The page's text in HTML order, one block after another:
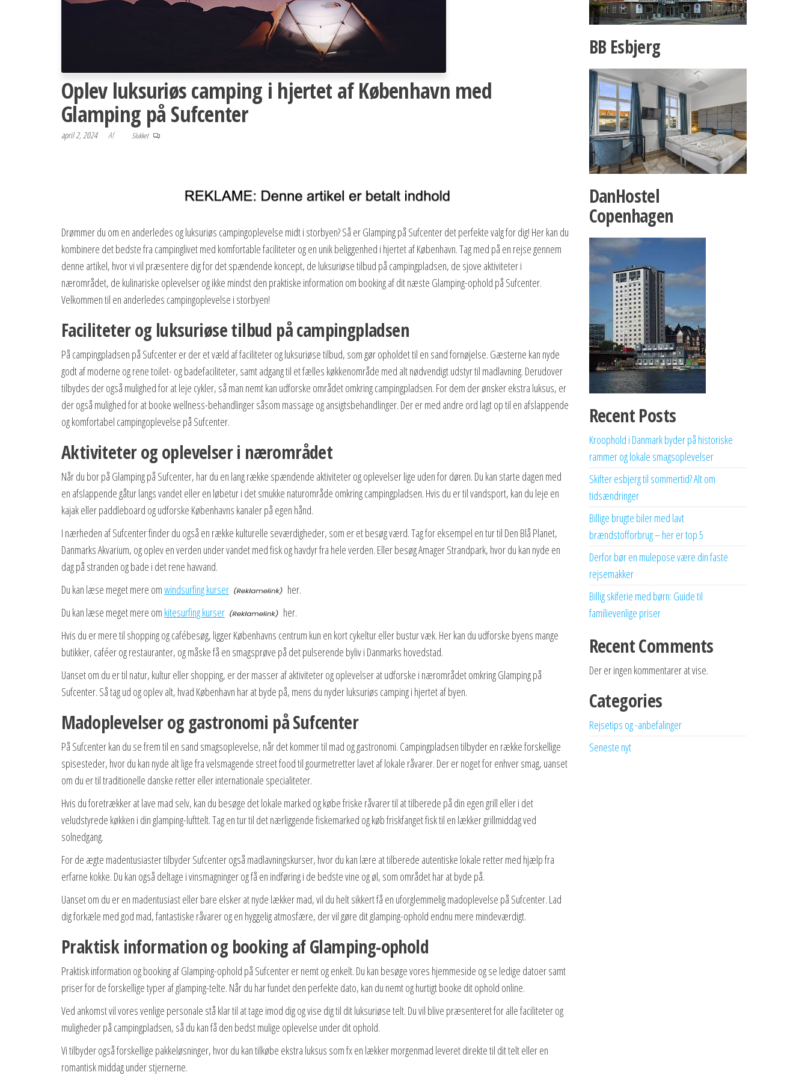
Oplev luksuriøs camping i hjertet af København med
Glamping på Sufcenter
april 2, 2024 Af Slukket
Drømmer du om en anderledes og luksuriøs campingoplevelse midt i storbyen? Så er Glamping på Sufcenter det perfekte valg for dig! Her kan du
kombinere det bedste fra campinglivet med komfortable faciliteter og en unik beliggenhed i hjertet af København. Tag med på en rejse gennem
denne artikel, hvor vi vil præsentere dig for det spændende koncept, de luksuriøse tilbud på campingpladsen, de sjove aktiviteter i
nærområdet, de kulinariske oplevelser og ikke mindst den praktiske information om booking af dit næste Glamping-ophold på Sufcenter.
Velkommen til en anderledes campingoplevelse i storbyen!
Faciliteter og luksuriøse tilbud på campingpladsen
På campingpladsen på Sufcenter er der et væld af faciliteter og luksuriøse tilbud, som gør opholdet til en sand fornøjelse. Gæsterne kan nyde
godt af moderne og rene toilet- og badefaciliteter, samt adgang til et fælles køkkenområde med alt nødvendigt udstyr til madlavning. Derudover
tilbydes der også mulighed for at leje cykler, så man nemt kan udforske området omkring campingpladsen. For dem der ønsker ekstra luksus, er
der også mulighed for at booke wellness-behandlinger såsom massage og ansigtsbehandlinger. Der er med andre ord lagt op til en afslappende
og komfortabel campingoplevelse på Sufcenter.
Aktiviteter og oplevelser i nærområdet
Når du bor på Glamping på Sufcenter, har du en lang række spændende aktiviteter og oplevelser lige uden for døren. Du kan starte dagen med
en afslappende gåtur langs vandet eller en løbetur i det smukke naturområde omkring campingpladsen. Hvis du er til vandsport, kan du leje en
kajak eller paddleboard og udforske Københavns kanaler på egen hånd.
I nærheden af Sufcenter finder du også en række kulturelle seværdigheder, som er et besøg værd. Tag for eksempel en tur til Den Blå Planet,
Danmarks Akvarium, og oplev en verden under vandet med fisk og havdyr fra hele verden. Eller besøg Amager Strandpark, hvor du kan nyde en
dag på stranden og bade i det rene havvand.
Du kan læse meget mere omwindsurfing kurser
her.
Du kan læse meget mere om kitesurfing kurser
her.
Hvis du er mere til shopping og cafébesøg, ligger Københavns centrum kun en kort cykeltur eller bustur væk. Her kan du udforske byens mange
butikker, caféer og restauranter, og måske få en smagsprøve på det pulserende byliv i Danmarks hovedstad.
Uanset om du er til natur, kultur eller shopping, er der masser af aktiviteter og oplevelser at udforske i nærområdet omkring Glamping på
Sufcenter. Så tag ud og oplev alt, hvad København har at byde på, mens du nyder luksuriøs camping i hjertet af byen.
Madoplevelser og gastronomi på Sufcenter
På Sufcenter kan du se frem til en sand smagsoplevelse, når det kommer til mad og gastronomi. Campingpladsen tilbyder en række forskellige
spisesteder, hvor du kan nyde alt lige fra velsmagende street food til gourmetretter lavet af lokale råvarer. Der er noget for enhver smag, uanset
om du er til traditionelle danske retter eller internationale specialiteter.
Hvis du foretrækker at lave mad selv, kan du besøge det lokale marked og købe friske råvarer til at tilberede på din egen grill eller i det
veludstyrede køkken i din glamping-lufttelt. Tag en tur til det nærliggende fiskemarked og køb friskfanget fisk til en lækker grillmiddag ved
solnedgang.
For de ægte madentusiaster tilbyder Sufcenter også madlavningskurser, hvor du kan lære at tilberede autentiske lokale retter med hjælp fra
erfarne kokke. Du kan også deltage i vinsmagninger og få en indføring i de bedste vine og øl, som området har at byde på.
Uanset om du er en madentusiast eller bare elsker at nyde lækker mad, vil du helt sikkert få en uforglemmelig madoplevelse på Sufcenter. Lad
dig forkæle med god mad, fantastiske råvarer og en hyggelig atmosfære, der vil gøre dit glamping-ophold endnu mere mindeværdigt.
Praktisk information og booking af Glamping-ophold
Praktisk information og booking af Glamping-ophold på Sufcenter er nemt og enkelt. Du kan besøge vores hjemmeside og se ledige datoer samt
priser for de forskellige typer af glamping-telte. Når du har fundet den perfekte dato, kan du nemt og hurtigt booke dit ophold online.
Ved ankomst vil vores venlige personale stå klar til at tage imod dig og vise dig til dit luksuriøse telt. Du vil blive præsenteret for alle faciliteter og
muligheder på campingpladsen, så du kan få den bedst mulige oplevelse under dit ophold.
Vi tilbyder også forskellige pakkeløsninger, hvor du kan tilkøbe ekstra luksus som fx en lækker morgenmad leveret direkte til dit telt eller en
romantisk middag under stjernerne.
BB Esbjerg
DanHostel
Copenhagen
Recent Posts
Kroophold i Danmark byder på historiske
rammer og lokale smagsoplevelser
Skifter esbjerg til sommertid? Alt om
tidsændringer
Billige brugte biler med lavt
brændstofforbrug – her er top 5
Derfor bør en mulepose være din faste
rejsemakker
Billig skiferie med børn: Guide til
familievenlige priser
Recent Comments
Der er ingen kommentarer at vise.
Categories
Rejsetips og -anbefalinger
Seneste nyt